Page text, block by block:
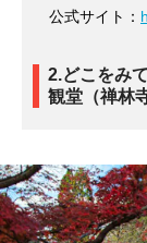
公式サイト：
2.どこをみ
観堂（禅林